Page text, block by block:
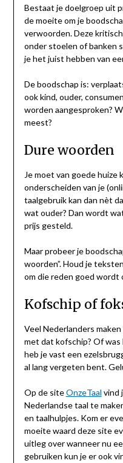
Bestaat je doelgroep uit
de moeite om je
verwoorden. Deze
onder stoelen of banken
je het juist hebben van
De boodschap is:
ook kind, ouder,
worden aangesproken?
meest?
Dure woorden
Je moet van goede huize
onderscheiden van je
taalgebruik kan dan nèt
wat ouder? Dan wordt
prijs gesteld.
Maar probeer je
woorden”. Houd je
om die reden goed wordt
Kofschip of
Veel Nederlanders
met dat kofschip? Of
heb je vast een
al lang vergeten bent.
Op de siteOnzeTaal vind
Nederlandse taal te
en taalhulpjes. Kom er
moeite waard deze site
uitleg over wanneer nu
gebruiken kun je er ook